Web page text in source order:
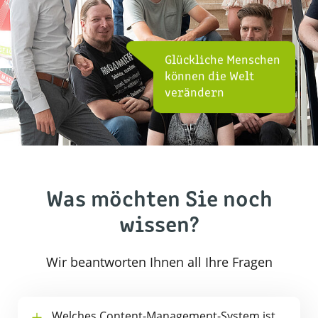
Glückliche Menschen
können die Welt
verändern
Was möchten Sie noch
wissen?
Wir beantworten Ihnen all Ihre Fragen